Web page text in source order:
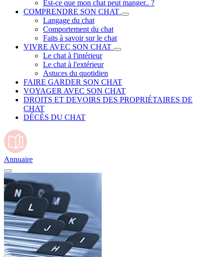
Est-ce que mon chat peut manger.. ?
COMPRENDRE SON CHAT
Langage du chat
Comportement du chat
Faits à savoir sur le chat
VIVRE AVEC SON CHAT
Le chat à l'intérieur
Le chat à l'extérieur
Astuces du quotidien
FAIRE GARDER SON CHAT
VOYAGER AVEC SON CHAT
DROITS ET DEVOIRS DES PROPRIÉTAIRES DE
CHAT
DÉCÈS DU CHAT
Annuaire